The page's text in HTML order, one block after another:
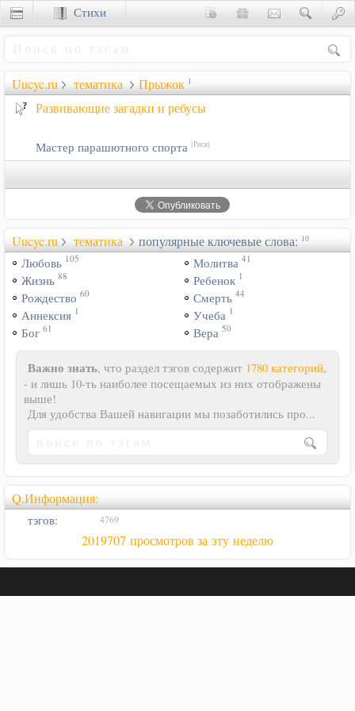
Uucyc.ru тематика Прыжок 1
Развивающие загадки и ребусы
Мастер парашютного спорта [Риск]
Uucyc.ru тематика популярные ключевые слова: 10
Любовь 105
Жизнь 88
Рождество 60
Аннексия 1
Бог 61
Молитва 41
Ребенок 1
Смерть 44
Учеба 1
Вера 50
Важно знать, что раздел тэгов содержит 1780 категорий,
- и лишь 10-ть наиболее посещаемых из них отображены
выше!
Для удобства Вашей навигации мы позаботились про...
Q.Информация:
тэгов: 4769
2019707 просмотров за эту неделю
Стихи